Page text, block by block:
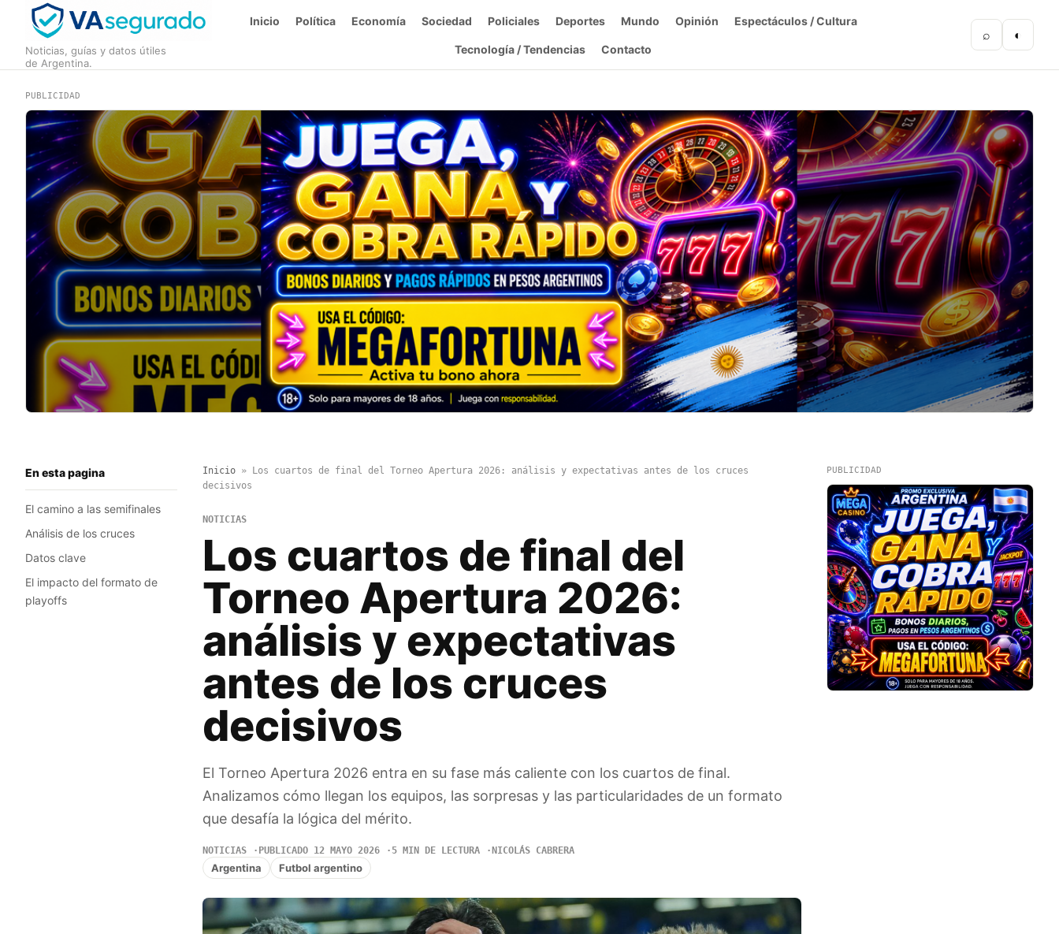
Noticias, guías y datos útiles
de Argentina.
Inicio Política Economía Sociedad Policiales Deportes Mundo Opinión Espectáculos / Cultura
Tecnología / Tendencias Contacto
⌕ ◐
PUBLICIDAD
En esta pagina
El camino a las semifinales
Análisis de los cruces
Datos clave
El impacto del formato de
playoffs
Inicio»
Los cuartos de final del Torneo Apertura 2026: análisis y expectativas antes de los cruces
decisivos
NOTICIAS
Los cuartos de final del
Torneo Apertura 2026:
análisis y expectativas
antes de los cruces
decisivos
El Torneo Apertura 2026 entra en su fase más caliente con los cuartos de final.
Analizamos cómo llegan los equipos, las sorpresas y las particularidades de un formato
que desafía la lógica del mérito.
NOTICIAS PUBLICADO 12 MAYO 2026 5 MIN DE LECTURA NICOLÁS CABRERA
Argentina Futbol argentino
PUBLICIDAD